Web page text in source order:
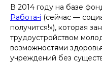
В 2014 году на базе
Работа-i (сейчас —
получится!»), которая
трудоустройством
возможностями
учреждений без